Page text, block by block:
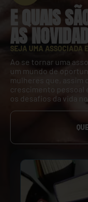
E QUAIS
AS
SEJA UMA ASSOCIADA
Ao se tornar uma
um mundo de
mulheres que, assim
crescimento pessoal
os desafios da vida no